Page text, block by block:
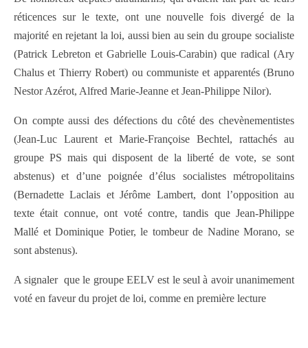
réticences sur le texte, ont une nouvelle fois divergé de la
majorité en rejetant la loi, aussi bien au sein du groupe socialiste
(Patrick Lebreton et Gabrielle Louis-Carabin) que radical (Ary
Chalus et Thierry Robert) ou communiste et apparentés (Bruno
Nestor Azérot, Alfred Marie-Jeanne et Jean-Philippe Nilor).
On compte aussi des défections du côté des chevènementistes
(Jean-Luc Laurent et Marie-Françoise Bechtel, rattachés au
groupe PS mais qui disposent de la liberté de vote, se sont
abstenus) et d’une poignée d’élus socialistes métropolitains
(Bernadette Laclais et Jérôme Lambert, dont l’opposition au
texte était connue, ont voté contre, tandis que Jean-Philippe
Mallé et Dominique Potier, le tombeur de Nadine Morano, se
sont abstenus).
A signaler que le groupe EELV est le seul à avoir unanimement
voté en faveur du projet de loi, comme en première lecture